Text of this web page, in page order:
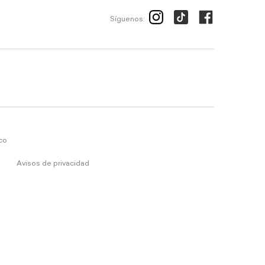
Síguenos:
Avisos de privacidad